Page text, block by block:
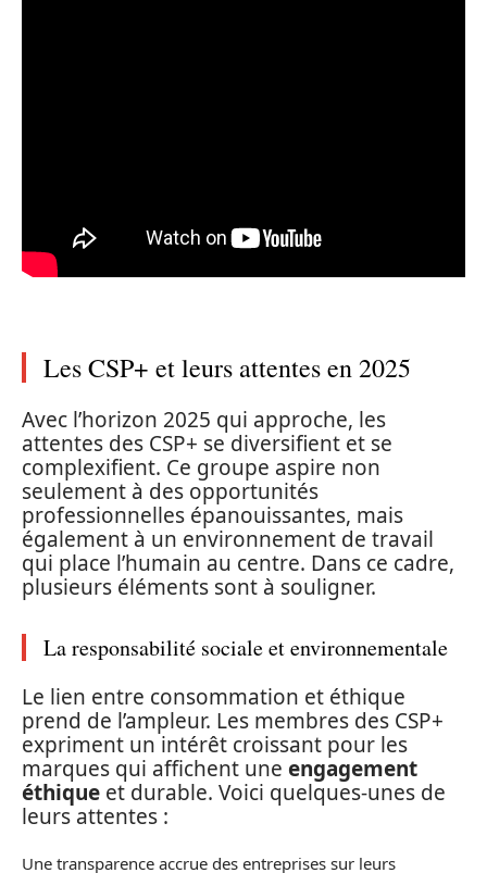
Les CSP+ et leurs attentes en 2025
Avec l’horizon 2025 qui approche, les
attentes des CSP+ se diversifient et se
complexifient. Ce groupe aspire non
seulement à des opportunités
professionnelles épanouissantes, mais
également à un environnement de travail
qui place l’humain au centre. Dans ce cadre,
plusieurs éléments sont à souligner.
La responsabilité sociale et environnementale
Le lien entre consommation et éthique
prend de l’ampleur. Les membres des CSP+
expriment un intérêt croissant pour les
marques qui affichent une engagement
éthique et durable. Voici quelques-unes de
leurs attentes :
Une transparence accrue des entreprises sur leurs